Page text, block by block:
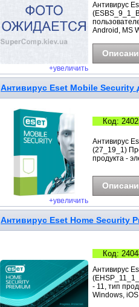
+увеличить
Антивирус
Android, MS
Антивирус Eset Mobile Security
+увеличить
Код:
Антивирус
(27_19_1)
продукта -
Антивирус Eset Home Security
Код:
Антивирус
- 11, тип
Windows,